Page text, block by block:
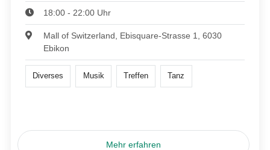
18:00 - 22:00 Uhr
Mall of Switzerland, Ebisquare-Strasse 1, 6030
Ebikon
Diverses Musik Treffen Tanz
Mehr erfahren